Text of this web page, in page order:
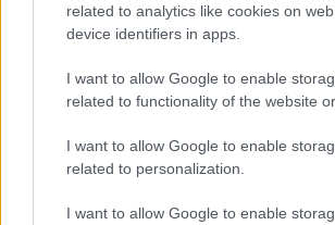
related to analytics like cookies on
device identifiers in apps.
I want to allow Google to enable
related to functionality of the website
I want to allow Google to enable
related to personalization.
I want to allow Google to enable